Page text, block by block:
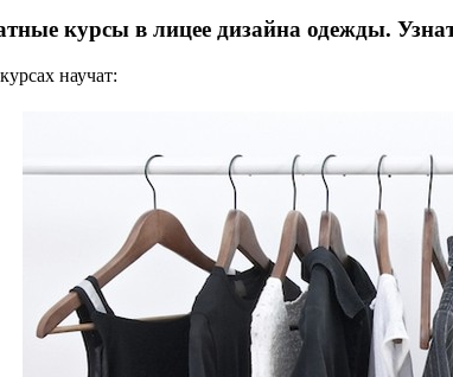
курсы в лицее дизайна одежды.
научат: